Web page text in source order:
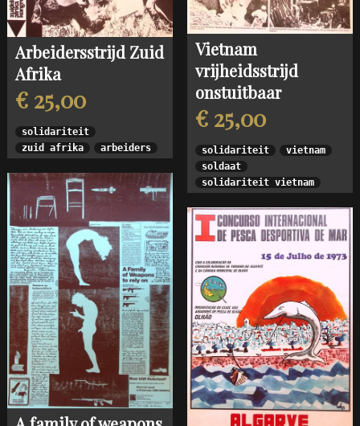
Vietnam
vrijheidsstrijd
onstuitbaar
€ 25,00
solidariteit
vietnam
soldaat
solidariteit vietnam
Arbeidersstrijd Zuid
Afrika
€ 25,00
solidariteit
zuid afrika
arbeiders